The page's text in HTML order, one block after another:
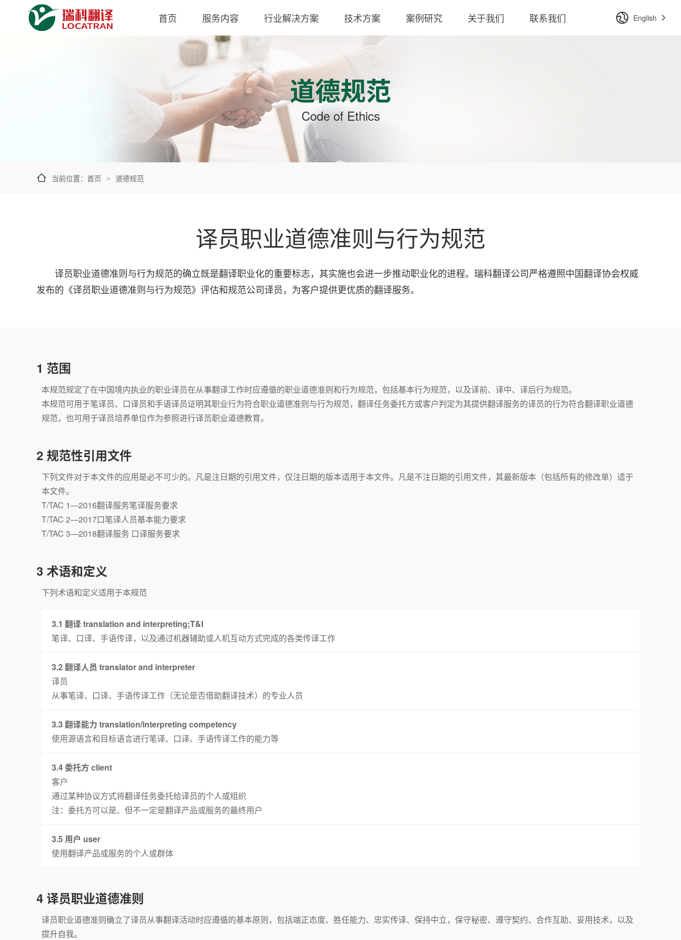
English
首页 服务内容 行业解决方案 技术方案 案例研究 关于我们 联系我们
道德规范
Code of Ethics
当前位置： 首页 > 道德规范
译员职业道德准则与行为规范
译员职业道德准则与行为规范的确立既是翻译职业化的重要标志，其实施也会进一步推动职业化的进程。瑞科翻译公司严格遵照中国翻译协会权威
发布的《译员职业道德准则与行为规范》评估和规范公司译员，为客户提供更优质的翻译服务。
1 范围
本规范规定了在中国境内执业的职业译员在从事翻译工作时应遵循的职业道德准则和行为规范，包括基本行为规范，以及译前、译中、译后行为规范。
本规范可用于笔译员、口译员和手语译员证明其职业行为符合职业道德准则与行为规范，翻译任务委托方或客户判定为其提供翻译服务的译员的行为符合翻译职业道德
规范，也可用于译员培养单位作为参照进行译员职业道德教育。
2 规范性引用文件
下列文件对于本文件的应用是必不可少的。凡是注日期的引用文件，仅注日期的版本适用于本文件。凡是不注日期的引用文件，其最新版本（包括所有的修改单）适于
本文件。
T/TAC 1—2016翻译服务笔译服务要求
T/TAC 2—2017口笔译人员基本能力要求
T/TAC 3—2018翻译服务 口译服务要求
3 术语和定义
下列术语和定义适用于本规范
3.1 翻译 translation and interpreting;T&I
笔译、口译、手语传译，以及通过机器辅助或人机互动方式完成的各类传译工作
3.2 翻译人员 translator and interpreter
译员
从事笔译、口译、手语传译工作（无论是否借助翻译技术）的专业人员
3.3 翻译能力 translation/interpreting competency
使用源语言和目标语言进行笔译、口译、手语传译工作的能力等
3.4 委托方 client
客户
通过某种协议方式将翻译任务委托给译员的个人或组织
注：委托方可以是、但不一定是翻译产品或服务的最终用户
3.5 用户 user
使用翻译产品或服务的个人或群体
4 译员职业道德准则
译员职业道德准则确立了译员从事翻译活动时应遵循的基本原则，包括端正态度、胜任能力、忠实传译、保持中立，保守秘密、遵守契约、合作互助、妥用技术，以及
提升自我。